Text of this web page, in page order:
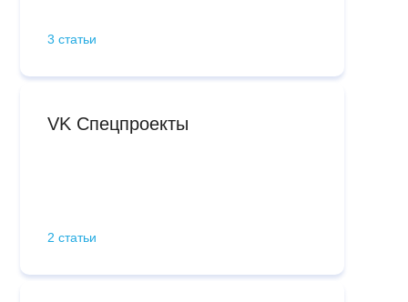
3 статьи
VK Спецпроекты
2 статьи